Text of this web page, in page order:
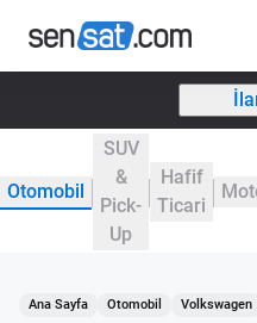
Otomobil
SUV
&
Pick-
Up
Hafif
Ticari
Ana Sayfa Otomobil Volkswagen